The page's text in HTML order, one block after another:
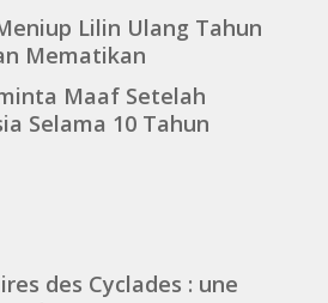
Lilin Ulang Tahun
Mematikan
Maaf Setelah
Selama 10 Tahun
des Cyclades : une